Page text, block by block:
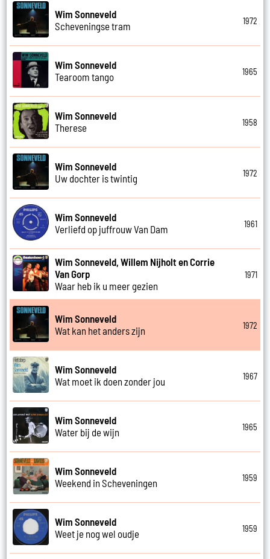
Wim Sonneveld
Scheveningse tram
1972
Wim Sonneveld
Tearoom tango
1965
Wim Sonneveld
Therese
1958
Wim Sonneveld
Uw dochter is twintig
1972
Wim Sonneveld
Verliefd op juffrouw Van Dam
1961
Wim Sonneveld, Willem Nijholt en Corrie
Van Gorp
Waar heb ik u meer gezien
1971
Wim Sonneveld
Wat kan het anders zijn
1972
Wim Sonneveld
Wat moet ik doen zonder jou
1967
Wim Sonneveld
Water bij de wijn
1965
Wim Sonneveld
Weekend in Scheveningen
1959
Wim Sonneveld
Weet je nog wel oudje
1959